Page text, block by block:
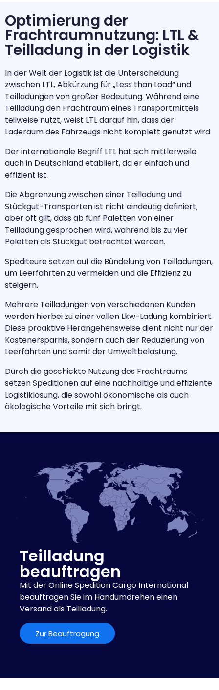
Optimierung der
Frachtraumnutzung: LTL &
Teilladung in der Logistik
In der Welt der Logistik ist die Unterscheidung
zwischen LTL, Abkürzung für „Less than Load“ und
Teilladungen von großer Bedeutung. Während eine
Teilladung den Frachtraum eines Transportmittels
teilweise nutzt, weist LTL darauf hin, dass der
Laderaum des Fahrzeugs nicht komplett genutzt wird.
Der internationale Begriff LTL hat sich mittlerweile
auch in Deutschland etabliert, da er einfach und
effizient ist.
Die Abgrenzung zwischen einer Teilladung und
Stückgut-Transporten ist nicht eindeutig definiert,
aber oft gilt, dass ab fünf Paletten von einer
Teilladung gesprochen wird, während bis zu vier
Paletten als Stückgut betrachtet werden.
Spediteure setzen auf die Bündelung von Teilladungen,
um Leerfahrten zu vermeiden und die Effizienz zu
steigern.
Mehrere Teilladungen von verschiedenen Kunden
werden hierbei zu einer vollen Lkw-Ladung kombiniert.
Diese proaktive Herangehensweise dient nicht nur der
Kostenersparnis, sondern auch der Reduzierung von
Leerfahrten und somit der Umweltbelastung.
Durch die geschickte Nutzung des Frachtraums
setzen Speditionen auf eine nachhaltige und effiziente
Logistiklösung, die sowohl ökonomische als auch
ökologische Vorteile mit sich bringt.
Teilladung
beauftragen
Mit der Online Spedition Cargo International
beauftragen Sie im Handumdrehen einen
Versand als Teilladung.
Zur Beauftragung